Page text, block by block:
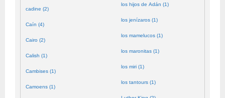
cadine (2)
Caín (4)
Cairo (2)
Calish (1)
Cambises (1)
Camoens (1)
los hijos de Adán (1)
los jenízaros (1)
los mamelucos (1)
los maronitas (1)
los miri (1)
los tantours (1)